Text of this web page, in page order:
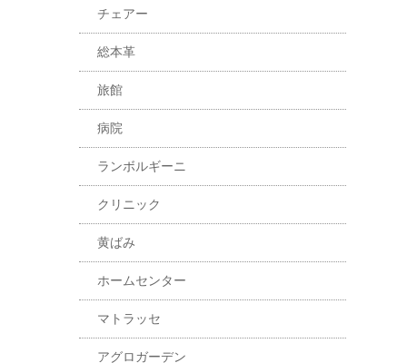
チェアー
総本革
旅館
病院
ランボルギーニ
クリニック
黄ばみ
ホームセンター
マトラッセ
アグロガーデン